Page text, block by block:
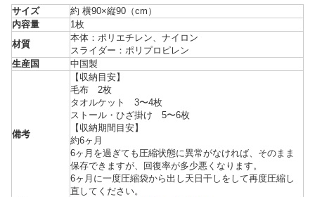
サイズ
約 横90×縦90（cm）
内容量
1枚
材質
本体：ポリエチレン、ナイロン
スライダー：ポリプロピレン
生産国
中国製
備考
【収納目安】
毛布 2枚
タオルケット 3〜4枚
ストール・ひざ掛け 5〜6枚
【収納期間目安】
約6ヶ月
6ヶ月を過ぎても圧縮状態に異常がなければ、そのまま
保存できますが、回復率が多少悪くなります。
6ヶ月に一度圧縮袋から出し天日干しをして再度圧縮し
直してください。